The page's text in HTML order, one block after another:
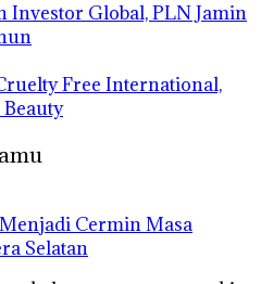
Investor Global, PLN Jamin
Free International,
Cermin Masa
Selatan